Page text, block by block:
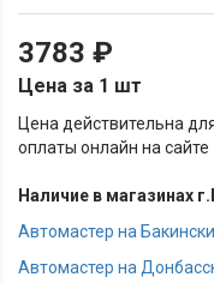
3783 ₽
Цена за 1 шт
Цена действительна
оплаты онлайн на сайте
Наличие в магазинах
Автомастер на
Автомастер на